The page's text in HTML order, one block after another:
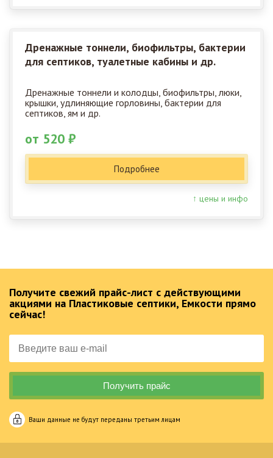
Дренажные тоннели, биофильтры, бактерии
для септиков, туалетные кабины и др.
Дренажные тоннели и колодцы, биофильтры, люки,
крышки, удлиняющие горловины, бактерии для
септиков, ям и др.
от 520 ₽
Подробнее
↑ цены и инфо
Получите свежий прайс-лист с действующими
акциями на Пластиковые септики, Емкости прямо
сейчас!
Ваши данные не будут переданы третьим лицам